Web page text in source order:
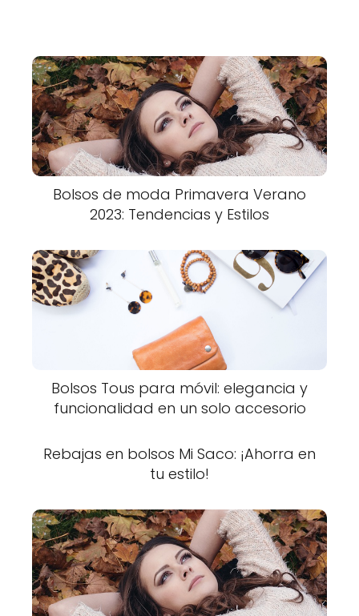
Bolsos de moda Primavera Verano
2023: Tendencias y Estilos
Bolsos Tous para móvil: elegancia y
funcionalidad en un solo accesorio
Rebajas en bolsos Mi Saco: ¡Ahorra en
tu estilo!